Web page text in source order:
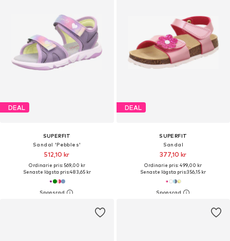
DEAL
SUPERFIT
Sandal 'Pebbles'
512,10 kr
Ordinarie pris: 569,00 kr
Senaste lägsta pris:483,65 kr
DEAL
SUPERFIT
Sandal
377,10 kr
Ordinarie pris: 499,00 kr
Senaste lägsta pris:356,15 kr